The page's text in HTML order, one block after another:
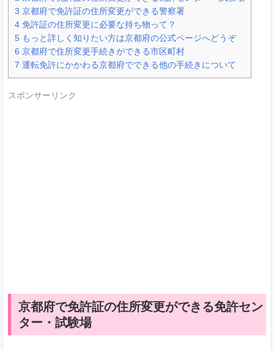
3 京都府で免許証の住所変更ができる警察署
4 免許証の住所変更に必要な持ち物って？
5 もっと詳しく知りたい方は京都府の公式ページへどうぞ
6 京都府で住所変更手続きができる市区町村
7 運転免許にかかわる京都府でできる他の手続きについて
スポンサーリンク
京都府で免許証の住所変更ができる免許セン
ター・試験場